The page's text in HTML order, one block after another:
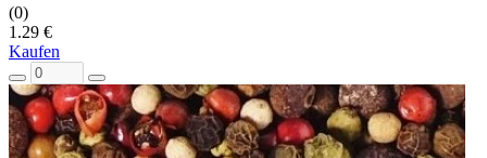
(0)
1.29 €
Kaufen